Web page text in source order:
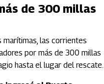
de 300 millas
las corrientes
por más de 300 millas
hasta el lugar del rescate.